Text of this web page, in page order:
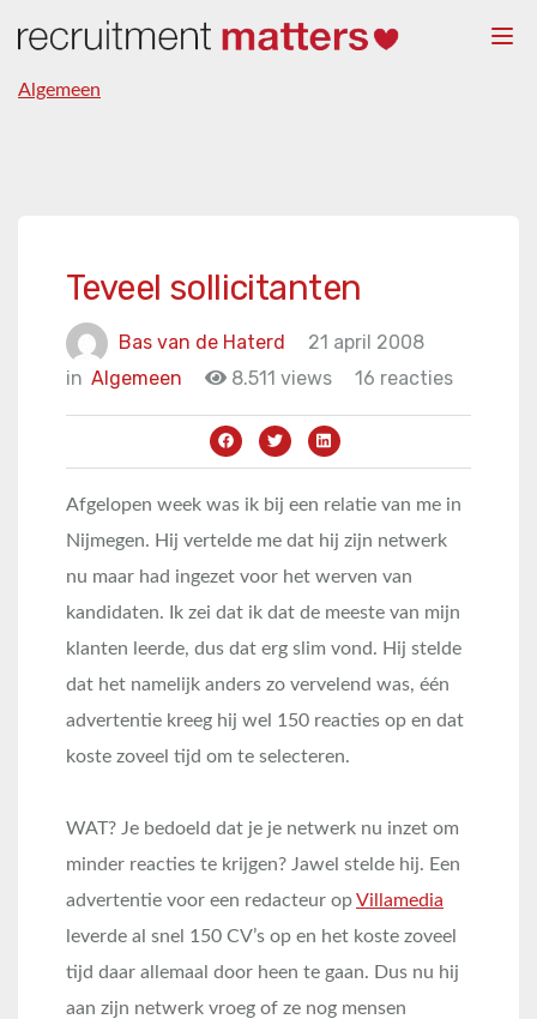
Algemeen
Teveel sollicitanten
Bas van de Haterd
21 april 2008
in Algemeen 8.511 views 16 reacties
Afgelopen week was ik bij een relatie van me in
Nijmegen. Hij vertelde me dat hij zijn netwerk
nu maar had ingezet voor het werven van
kandidaten. Ik zei dat ik dat de meeste van mijn
klanten leerde, dus dat erg slim vond. Hij stelde
dat het namelijk anders zo vervelend was, één
advertentie kreeg hij wel 150 reacties op en dat
koste zoveel tijd om te selecteren.
WAT? Je bedoeld dat je je netwerk nu inzet om
minder reacties te krijgen? Jawel stelde hij. Een
advertentie voor een redacteur opVillamedia
leverde al snel 150 CV’s op en het koste zoveel
tijd daar allemaal door heen te gaan. Dus nu hij
aan zijn netwerk vroeg of ze nog mensen